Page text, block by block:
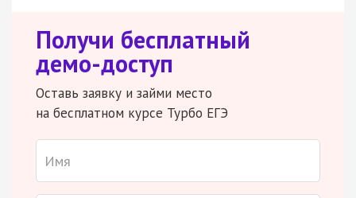
Получи бесплатный
демо-доступ
Оставь заявку и займи место
на бесплатном курсе Турбо ЕГЭ